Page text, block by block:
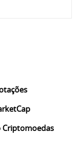
Criptomoedas